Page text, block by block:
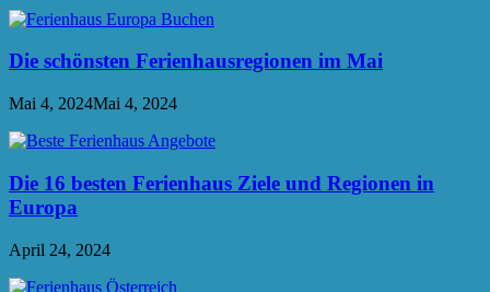
Die schönsten Ferienhausregionen im Mai
Mai 4, 2024Mai 4, 2024
Die 16 besten Ferienhaus Ziele und Regionen in
Europa
April 24, 2024